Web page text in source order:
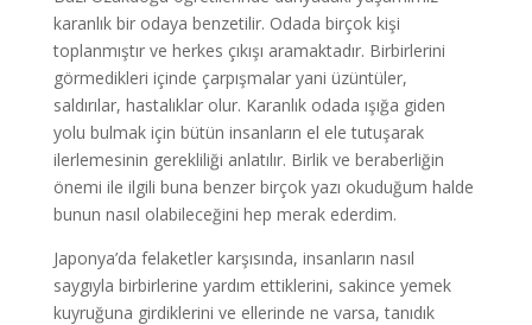
karanlık bir odaya benzetilir. Odada birçok kişi
toplanmıştır ve herkes çıkışı aramaktadır. Birbirlerini
görmedikleri içinde çarpışmalar yani üzüntüler,
saldırılar, hastalıklar olur. Karanlık odada ışığa giden
yolu bulmak için bütün insanların el ele tutuşarak
ilerlemesinin gerekliliği anlatılır. Birlik ve beraberliğin
önemi ile ilgili buna benzer birçok yazı okuduğum halde
bunun nasıl olabileceğini hep merak ederdim.
Japonya’da felaketler karşısında, insanların nasıl
saygıyla birbirlerine yardım ettiklerini, sakince yemek
kuyruğuna girdiklerini ve ellerinde ne varsa, tanıdık